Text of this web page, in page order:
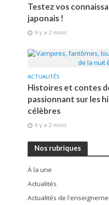
Testez vos
japonais !
Il y a 2 mois
ACTUALITÉS
Histoires et contes
passionnant sur les
célèbres
Il y a 2 mois
Nos rubriques
À la une
Actualités
Actualités de